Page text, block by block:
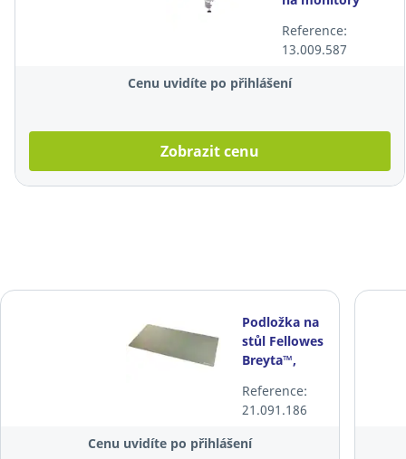
Platinum
Reference:
13.009.587
Cenu uvidíte po přihlášení
Zobrazit cenu
Podložka na
stůl Fellowes
Breyta™,
Reference:
21.091.186
Cenu uvidíte po přihlášení